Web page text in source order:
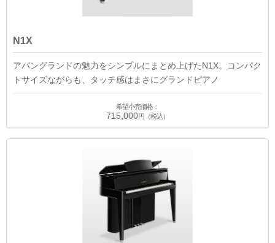
N1X
アバングランドの魅力をシンプルにまとめ上げたN1X。コンパク
トサイズながらも、タッチ感はまさにグランドピアノ
希望小売価格：
715,000円（税込）